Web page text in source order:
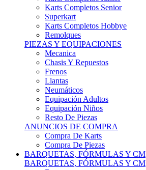
Karts Completos Senior
Superkart
Karts Completos Hobbye
Remolques
PIEZAS Y EQUIPACIONES
Mecanica
Chasis Y Repuestos
Frenos
Llantas
Neumáticos
Equipación Adultos
Equipación Niños
Resto De Piezas
ANUNCIOS DE COMPRA
Compra De Karts
Compra De Piezas
BARQUETAS, FÓRMULAS Y CM
BARQUETAS, FÓRMULAS Y CM